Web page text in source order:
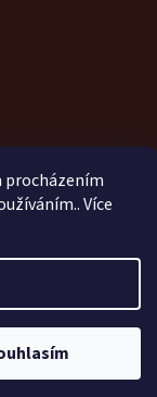
procházením
Více
vyhrazena.